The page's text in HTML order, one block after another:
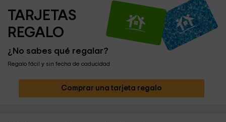
TARJETAS
REGALO
¿No sabes qué regalar?
Regalo fácil y sin fecha de caducidad
Comprar una tarjeta regalo